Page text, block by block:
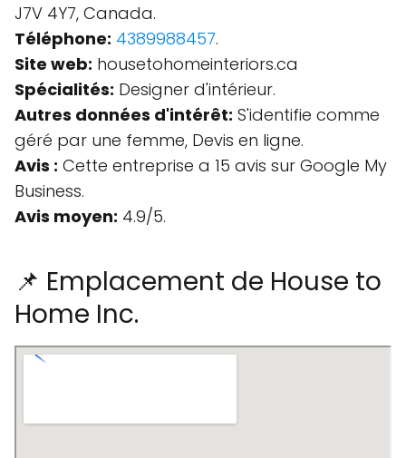
J7V 4Y7, Canada.
Téléphone: 4389988457.
Site web: housetohomeinteriors.ca
Spécialités: Designer d'intérieur.
Autres données d'intérêt: S'identifie comme
géré par une femme, Devis en ligne.
Avis : Cette entreprise a 15 avis sur Google My
Business.
Avis moyen: 4.9/5.
📌 Emplacement de House to
Home Inc.